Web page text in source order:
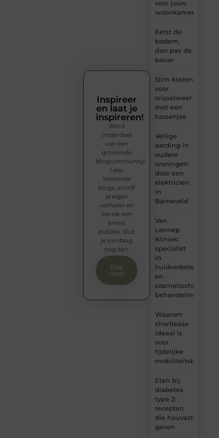
voor jouw
woonkamer
Eerst de
bodem,
dan pas de
bouw
Slim kiezen
voor
wisselweer
met een
tussenjas
Veilige
aarding in
oudere
woningen
door een
elektricien
in
Barneveld
Van
Lennep
Kliniek:
specialist
in
huidverbetering
en
cosmetische
behandelingen
Waarom
shortlease
ideaal is
voor
tijdelijke
Eten bij
diabetes
type 2:
recepten
die houvast
geven
Inspireer
en laat je
inspireren!
Word
onderdeel
van een
groeiende
blogcommunity!
Lees
boeiende
blogs, schrijf
je eigen
verhalen en
bereik een
breed
publiek. Sluit
je vandaag
nog aan.
Doe
mee!